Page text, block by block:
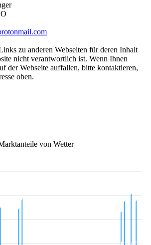
zu anderen Webseiten für deren Inhalt
nicht verantwortlich ist. Wenn Ihnen
der Webseite auffallen, bitte kontaktieren,
oben.
von Wetter